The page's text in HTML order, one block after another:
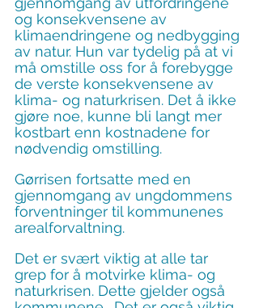
og konsekvensene av
klimaendringene og nedbygging
av natur. Hun var tydelig på at vi
må omstille oss for å forebygge
de verste konsekvensene av
klima- og naturkrisen. Det å ikke
gjøre noe, kunne bli langt mer
kostbart enn kostnadene for
nødvendig omstilling.
Gørrisen fortsatte med en
gjennomgang av ungdommens
forventninger til kommunenes
arealforvaltning.
Det er svært viktig at alle tar
grep for å motvirke klima- og
naturkrisen. Dette gjelder også